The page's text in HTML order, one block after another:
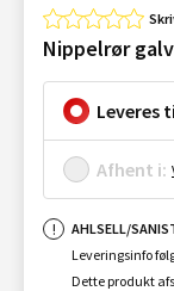
Nippelrør
Leveres
Afhent i:
AHLSELL/
Leveringsinfo
Dette produkt